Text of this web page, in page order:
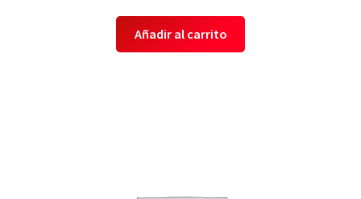
Añadir al carrito